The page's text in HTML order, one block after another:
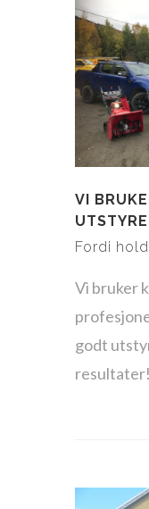
VI
Fordi
Vi bruker
godt
resultater!